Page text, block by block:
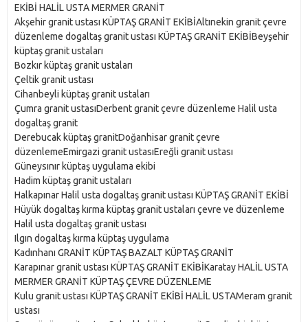
EKİBİ HALİL USTA MERMER GRANİT
Akşehir granit ustası KÜPTAŞ GRANİT EKİBİAltınekin granit çevre
düzenleme dogaltaş granit ustası KÜPTAŞ GRANİT EKİBİBeyşehir
küptaş granit ustaları
Bozkır küptaş granit ustaları
Çeltik granit ustası
Cihanbeyli küptaş granit ustaları
Çumra granit ustasıDerbent granit çevre düzenleme Halil usta
dogaltaş granit
Derebucak küptaş granitDoğanhisar granit çevre
düzenlemeEmirgazi granit ustasıEreğli granit ustası
Güneysınır küptaş uygulama ekibi
Hadim küptaş granit ustaları
Halkapınar Halil usta dogaltaş granit ustası KÜPTAŞ GRANİT EKİBİ
Hüyük dogaltaş kırma küptaş granit ustaları çevre ve düzenleme
Halil usta dogaltaş granit ustası
Ilgın dogaltaş kırma küptaş uygulama
Kadınhanı GRANİT KÜPTAŞ BAZALT KÜPTAŞ GRANİT
Karapınar granit ustası KÜPTAŞ GRANİT EKİBİKaratay HALİL USTA
MERMER GRANİT KÜPTAŞ ÇEVRE DÜZENLEME
Kulu granit ustası KÜPTAŞ GRANİT EKİBİ HALİL USTAMeram granit
ustası